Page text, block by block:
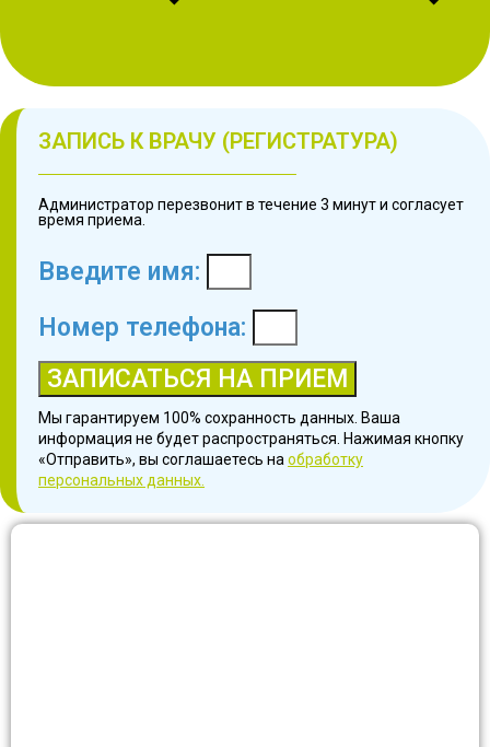
ЗАПИСЬ К ВРАЧУ (РЕГИСТРАТУРА)
Администратор перезвонит в течение 3 минут и согласует
время приема.
Введите имя:
Номер телефона:
ЗАПИСАТЬСЯ НА ПРИЕМ
Мы гарантируем 100% сохранность данных. Ваша
информация не будет распространяться. Нажимая кнопку
«Отправить», вы соглашаетесь на обработку
персональных данных.